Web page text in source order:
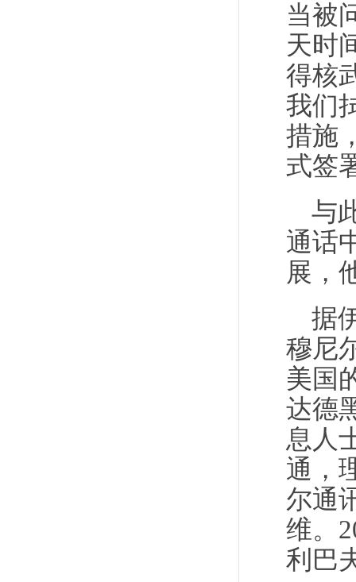
当被
天时
得核
我们
措施
式签
与
通话
展，
据
穆尼
美国
达德
息人
通，
尔通
维。
利巴